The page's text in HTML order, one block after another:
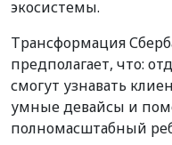
экосистемы.
Трансформация
предполагает, что:
смогут узнавать
умные девайсы и
полномасштабный